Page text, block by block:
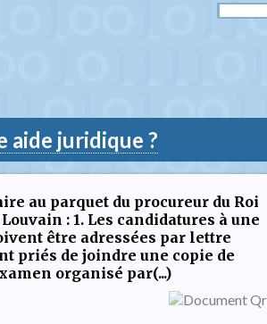
aide juridique ?
au parquet du procureur du Roi
: 1. Les candidatures à une
être adressées par lettre
priés de joindre une copie de
organisé par(...)